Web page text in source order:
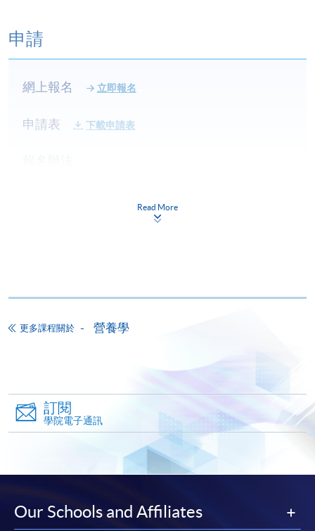
申請
網上報名 立即報名
申請表 下載申請表
香港大學專業進修學院提供24小時網上報名及繳費服
務，申請人可通過網上申請個別學歷頒授課程和報讀
Alipay) 或 「轉數快」(FPS) 繳付學費。
填寫網上報名表格
申請人可按該課程網頁的右上角的
圖示進入網上服務網頁，然
後按照指示填妥網上報名表格。
某些課程須甄選入學，並要求申請人上載課程網頁
Read More
更多課程關於 營養學
訂閱
學院電子通訊
Our Schools and Affiliates